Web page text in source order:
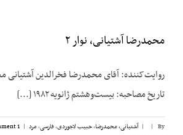
محمدرضا آشتیانی، نوار ۲
روایت‌کننده: آقای محمدرضا فخرالدین آشتیانی
تاریخ مصاحبه: بیست‌وهشتم ژانویه ۱۹۸۲ [...]
By
|
| آشتیانی، محمدرضا,حبیب لاجوردی,فارسی,مرد |
1 Comment